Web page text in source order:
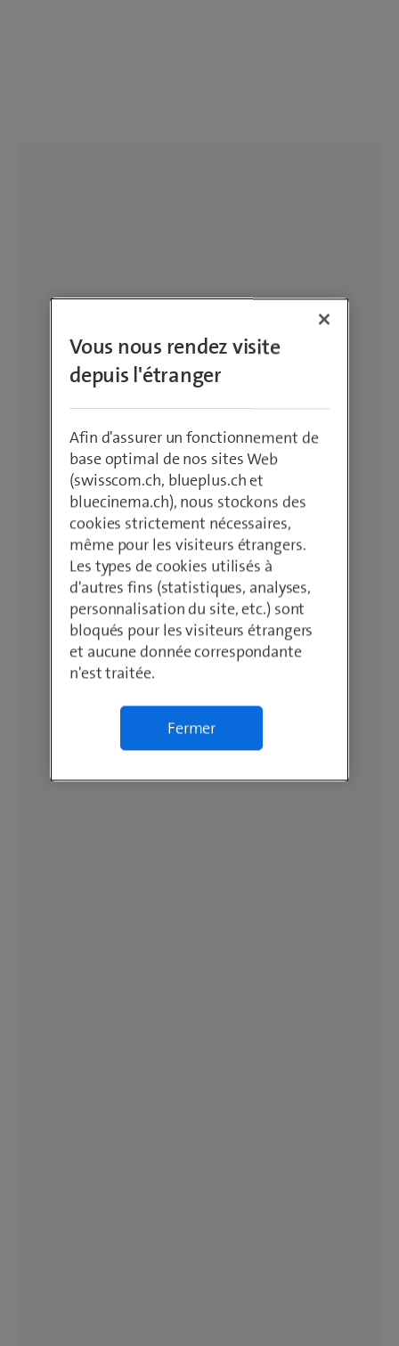
Vous nous rendez visite
depuis l'étranger
Afin d'assurer un fonctionnement de
base optimal de nos sites Web
(swisscom.ch, blueplus.ch et
bluecinema.ch), nous stockons des
cookies strictement nécessaires,
même pour les visiteurs étrangers.
Les types de cookies utilisés à
d'autres fins (statistiques, analyses,
personnalisation du site, etc.) sont
bloqués pour les visiteurs étrangers
et aucune donnée correspondante
n'est traitée.
Fermer